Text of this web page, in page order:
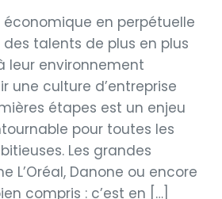
en perpétuelle
talents de plus en plus
leur environnement
une culture d’entreprise
étapes est un enjeu
pour toutes les
Les grandes
L’Oréal, Danone ou encore
compris : c’est en […]